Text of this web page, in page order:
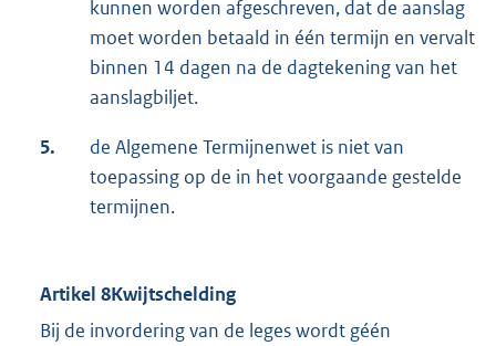
kunnen worden afgeschreven, dat de aanslag
moet worden betaald in één termijn en vervalt
binnen 14 dagen na de dagtekening van het
aanslagbiljet.
5.
de Algemene Termijnenwet is niet van
toepassing op de in het voorgaande gestelde
termijnen.
Artikel 8Kwijtschelding
Bij de invordering van de leges wordt géén